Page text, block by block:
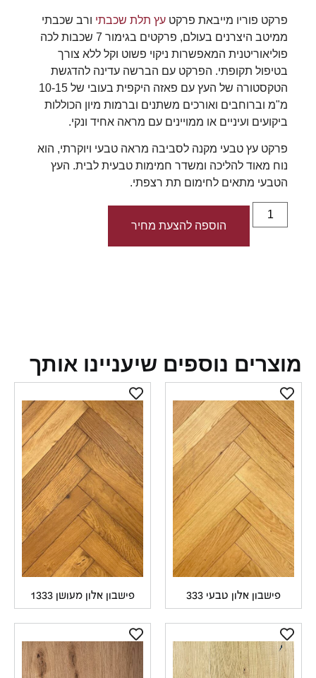
פרקט פוריו מייבאת פרקטעץ תלת שכבתיורב שכבתי
ממיטב היצרנים בעולם, פרקטים בגימור 7 שכבות לכה
פוליאוריטנית המאפשרות ניקוי פשוט וקל ללא צורך
בטיפול תקופתי. הפרקט עם הברשה עדינה להדגשת
הטקסטורה של העץ עם פאזה היקפית בעובי של 10-15
מ"מ וברוחבים ואורכים משתנים וברמות מיון הכוללות
ביקועים ועיניים או ממויינים עם מראה אחיד ונקי.
פרקט עץ טבעי מקנה לסביבה מראה טבעי ויוקרתי, הוא
נוח מאוד להליכה ומשדר חמימות טבעית לבית. העץ
הטבעי מתאים לחימום תת רצפתי.
הוספה להצעת מחיר
נוספים שיעניינו אותך
פישבון אלון טבעי 333 פישבון אלון מעושן 1333